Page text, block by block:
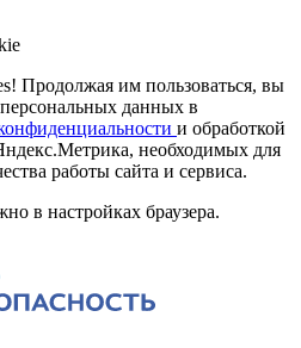
Продолжая им пользоваться, вы
данных в
и обработкой
необходимых для
работы сайта и сервиса.
в настройках браузера.